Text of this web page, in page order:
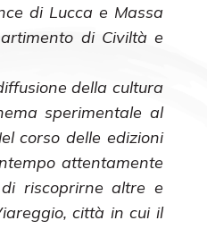
di Lucca e Massa
di Civiltà e
della cultura
sperimentale al
corso delle edizioni
attentamente
riscoprirne altre e
città in cui il